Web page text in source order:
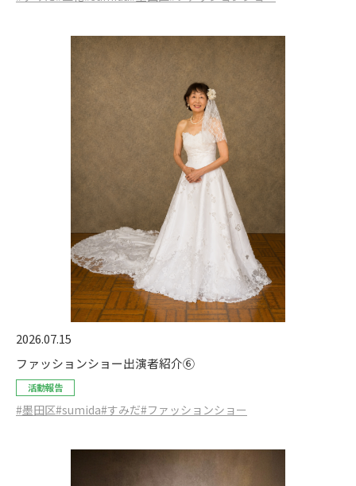
2026.07.15
ファッションショー出演者紹介⑥
活動報告
#墨田区#sumida#すみだ#ファッションショー